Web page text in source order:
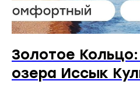
Золотое Кольцо:
озера Иссык